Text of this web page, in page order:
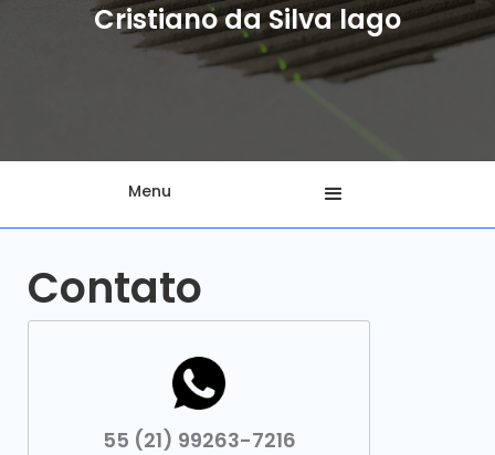
Cristiano da Silva lago
Menu
Contato
55 (21) 99263-7216